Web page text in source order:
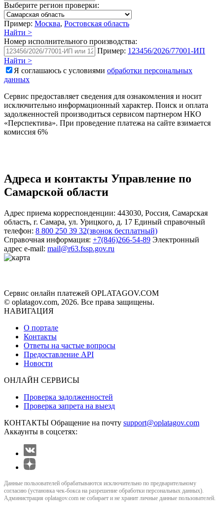
Выберите регион проверки:
Пример: Москва, Ростовская область
Найти >
Номер исполнительного производства:
Пример: 123456/2026/77001-ИП
Найти >
Я соглашаюсь с условиями обработки персональных
данных
Сервис предоставляет сведения для ознакомления и носит
исключительно информационный характер. Поиск и оплата
задолженностей производиться сервисом партнером НКО
«Перспектива». При проведение платежа на сайте взимается
комиссия 6%
Адреса и контакты Управление по
Самарской области
Адрес приема корреспонденции: 443030, Россия, Самарская
область, г. Самара, ул. Урицкого, д. 17 Единый справочный
телефон: 8 800 250 39 32(звонок бесплатный)
Справочная информация: +7(846)266-54-89 Электронный
адрес e-mail: mail@r63.fssp.gov.ru
Сервис онлайн платежей OPLATAGOV.COM
© oplatagov.com, 2026. Все права защищены.
НАВИГАЦИЯ
О портале
Контакты
Ответы на частые вопросы
Предоставление API
Новости
ОНЛАЙН СЕРВИСЫ
Проверка задолженностей
Проверка запрета на выезд
КОНТАКТЫ Обращение на почту support@oplatagov.com
Аккаунты в соцсетях:
Данные пользователей обрабатываются исключительно по предварительному
согласию (установка чек-бокса на разрешение обработки персональных данных).
Администрация oplatagov.com не собирает и не хранит личные данные пользователей.